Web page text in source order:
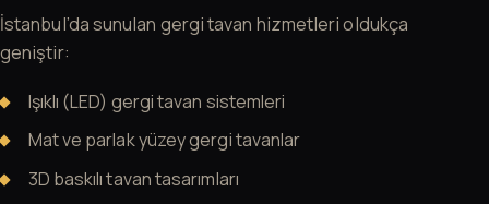
İstanbul’da sunulan gergi tavan hizmetleri oldukça
geniştir:
Işıklı (LED) gergi tavan sistemleri
Mat ve parlak yüzey gergi tavanlar
3D baskılı tavan tasarımları